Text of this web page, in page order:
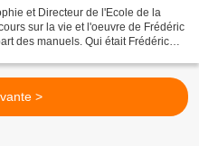
et Directeur de l'Ecole de la
sur la vie et l'oeuvre de Frédéric
des manuels. Qui était Frédéric
>